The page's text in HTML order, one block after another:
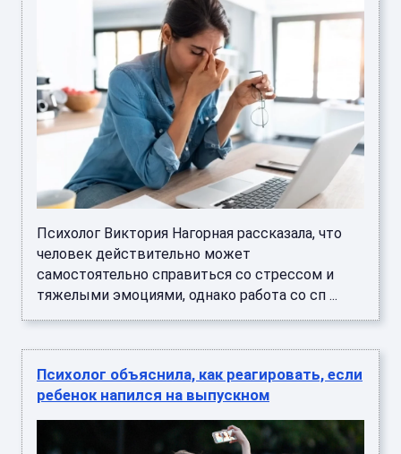
Психолог Виктория Нагорная рассказала, что
человек действительно может
самостоятельно справиться со стрессом и
тяжелыми эмоциями, однако работа со сп ...
Психолог объяснила, как реагировать, если
ребенок напился на выпускном